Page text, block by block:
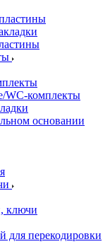
WC-комплекты
основании
ключи
для перекодировки